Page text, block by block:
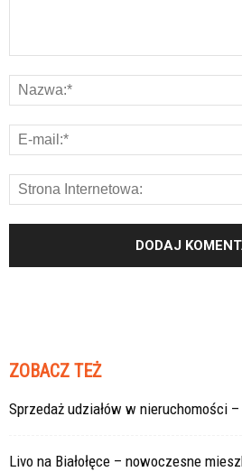
ZOBACZ TEŻ
Sprzedaż udziałów w nieruchomości
Livo na Białołęce – nowoczesne